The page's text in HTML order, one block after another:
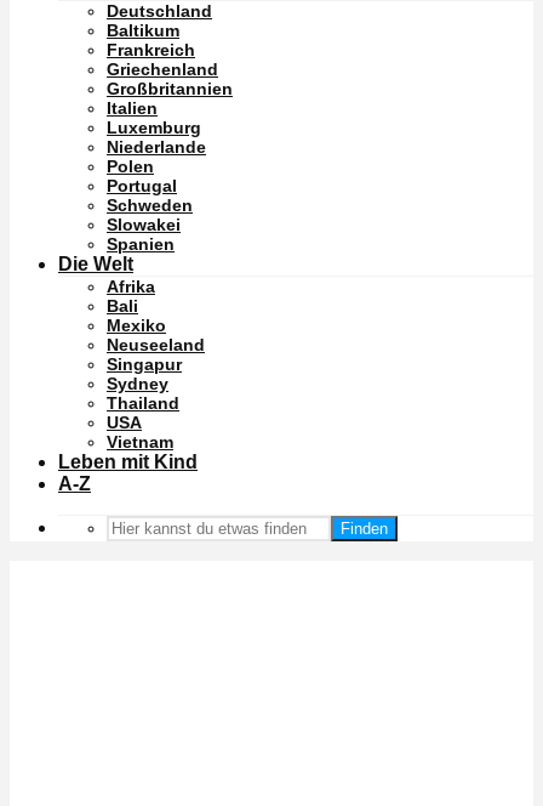
Deutschland
Baltikum
Frankreich
Griechenland
Großbritannien
Italien
Luxemburg
Niederlande
Polen
Portugal
Schweden
Slowakei
Spanien
Die Welt
Afrika
Bali
Mexiko
Neuseeland
Singapur
Sydney
Thailand
USA
Vietnam
Leben mit Kind
A-Z
Finden